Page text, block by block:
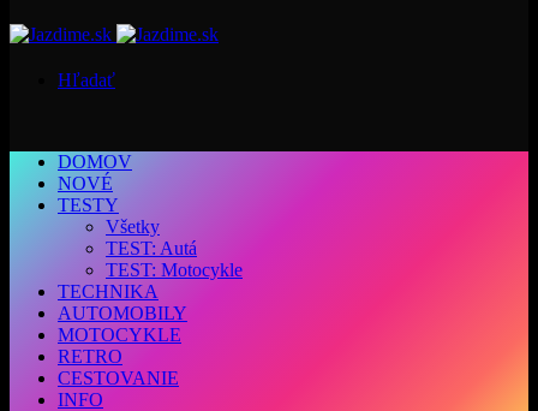
Hľadať
DOMOV
NOVÉ
TESTY
Všetky
TEST: Autá
TEST: Motocykle
TECHNIKA
AUTOMOBILY
MOTOCYKLE
RETRO
CESTOVANIE
INFO